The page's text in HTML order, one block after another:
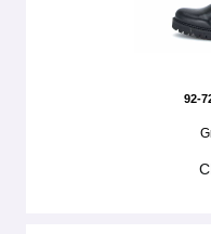
92-